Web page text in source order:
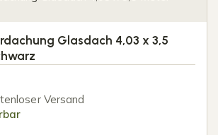
Glasdach 4,03 x 3,5
Versand